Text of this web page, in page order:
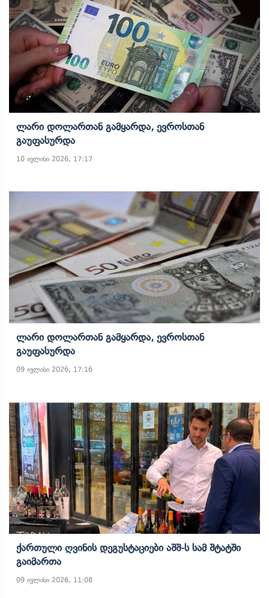
Ლარი Დოლართან Გამყარდა, Ევროსთან
Გაუფასურდა
10 ივლისი 2026, 17:17
Ლარი Დოლართან Გამყარდა, Ევროსთან
Გაუფასურდა
09 ივლისი 2026, 17:16
Ქართული Ღვინის Დეგუსტაციები Აშშ-Ს Სამ Შტატში
Გაიმართა
09 ივლისი 2026, 11:08